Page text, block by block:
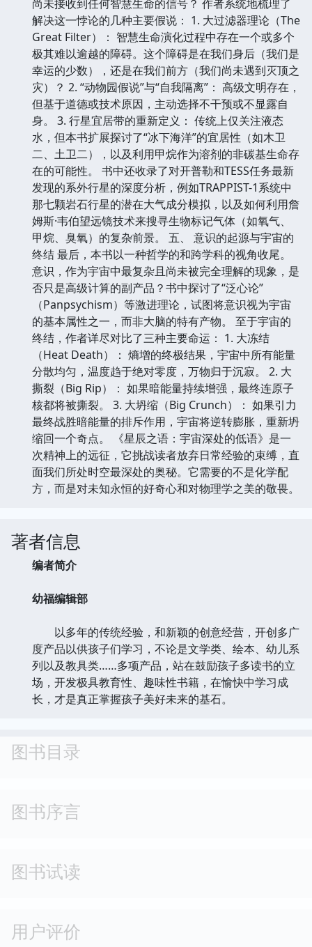
尚未接收到任何智慧生命的信号？ 作者系统地梳理了
解决这一悖论的几种主要假说： 1. 大过滤器理论（The
Great Filter）： 智慧生命演化过程中存在一个或多个
极其难以逾越的障碍。这个障碍是在我们身后（我们是
幸运的少数），还是在我们前方（我们尚未遇到灭顶之
灾）？ 2. “动物园假说”与“自我隔离”： 高级文明存在，
但基于道德或技术原因，主动选择不干预或不显露自
身。 3. 行星宜居带的重新定义： 传统上仅关注液态
水，但本书扩展探讨了“冰下海洋”的宜居性（如木卫
二、土卫二），以及利用甲烷作为溶剂的非碳基生命存
在的可能性。 书中还收录了对开普勒和TESS任务最新
发现的系外行星的深度分析，例如TRAPPIST-1系统中
那七颗岩石行星的潜在大气成分模拟，以及如何利用詹
姆斯·韦伯望远镜技术来搜寻生物标记气体（如氧气、
甲烷、臭氧）的复杂前景。 五、 意识的起源与宇宙的
终结 最后，本书以一种哲学的和跨学科的视角收尾。
意识，作为宇宙中最复杂且尚未被完全理解的现象，是
否只是高级计算的副产品？书中探讨了“泛心论”
（Panpsychism）等激进理论，试图将意识视为宇宙
的基本属性之一，而非大脑的特有产物。 至于宇宙的
终结，作者详尽对比了三种主要命运： 1. 大冻结
（Heat Death）： 熵增的终极结果，宇宙中所有能量
分散均匀，温度趋于绝对零度，万物归于沉寂。 2. 大
撕裂（Big Rip）： 如果暗能量持续增强，最终连原子
核都将被撕裂。 3. 大坍缩（Big Crunch）： 如果引力
最终战胜暗能量的排斥作用，宇宙将逆转膨胀，重新坍
缩回一个奇点。 《星辰之语：宇宙深处的低语》是一
次精神上的远征，它挑战读者放弃日常经验的束缚，直
面我们所处时空最深处的奥秘。它需要的不是化学配
方，而是对未知永恒的好奇心和对物理学之美的敬畏。
著者信息
编者简介
幼福编辑部
以多年的传统经验，和新颖的创意经营，开创多广
度产品以供孩子们学习，不论是文学类、绘本、幼儿系
列以及教具类……多项产品，站在鼓励孩子多读书的立
场，开发极具教育性、趣味性书籍，在愉快中学习成
长，才是真正掌握孩子美好未来的基石。
图书目录
图书序言
图书试读
用户评价